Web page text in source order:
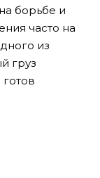
борьбе и
часто на
из
груз